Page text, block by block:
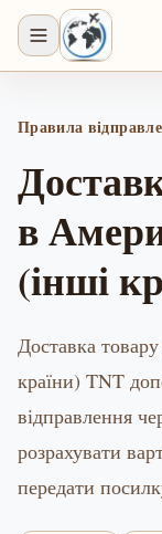
Правила
в
(інші
Доставка
країни) TNT
відправлення
розрахувати
передати